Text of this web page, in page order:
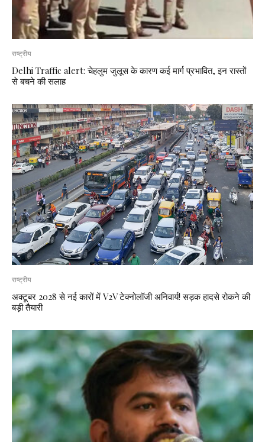
राष्ट्रीय
Delhi Traffic alert: चेहलुम जुलूस के कारण कई मार्ग प्रभावित, इन रास्तों
से बचने की सलाह
राष्ट्रीय
अक्टूबर 2028 से नई कारों में V2V टेक्नोलॉजी अनिवार्य! सड़क हादसे रोकने की
बड़ी तैयारी